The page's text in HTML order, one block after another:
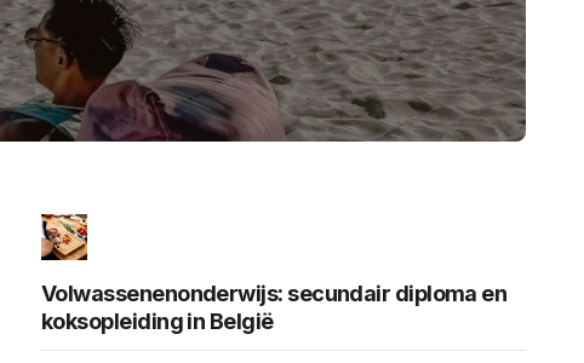
Volwassenenonderwijs: secundair diploma en
koksopleiding in België